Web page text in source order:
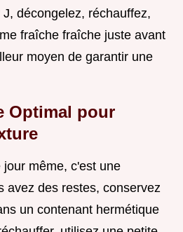
décongelez, réchauffez,
fraîche fraîche juste avant
moyen de garantir une
Optimal pour
même, c'est une
avez des restes, conservez
un contenant hermétique